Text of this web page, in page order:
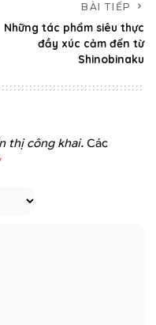
BÀI TIẾP
Những tác phẩm siêu thực
đầy xúc cảm đến từ
Shinobinaku
thị công khai. Các